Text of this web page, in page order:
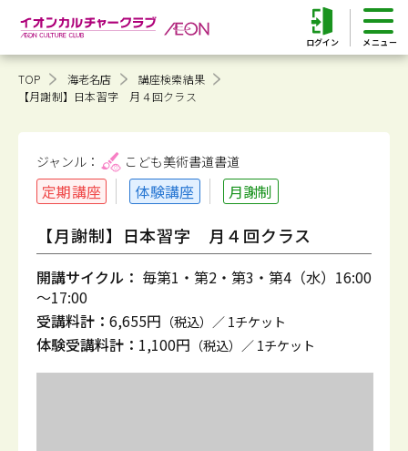
ログイン
TOP 海老名店
講座検索結果
【月謝制】日本習字 月４回クラス
ジャンル： こども美術書道書道
定期講座 体験講座 月謝制
【月謝制】日本習字 月４回クラス
開講サイクル： 毎第1・第2・第3・第4（水）16:00
～17:00
受講料計： 6,655円 （税込）／ 1チケット
体験受講料計： 1,100円 （税込）／ 1チケット